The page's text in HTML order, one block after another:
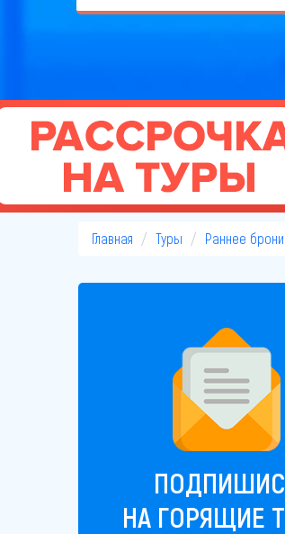
Главная Туры Раннее
НА ГОРЯЩИЕ